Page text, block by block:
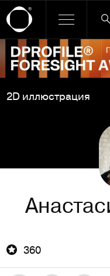
Ссылка баннера
2D иллюстрация
360